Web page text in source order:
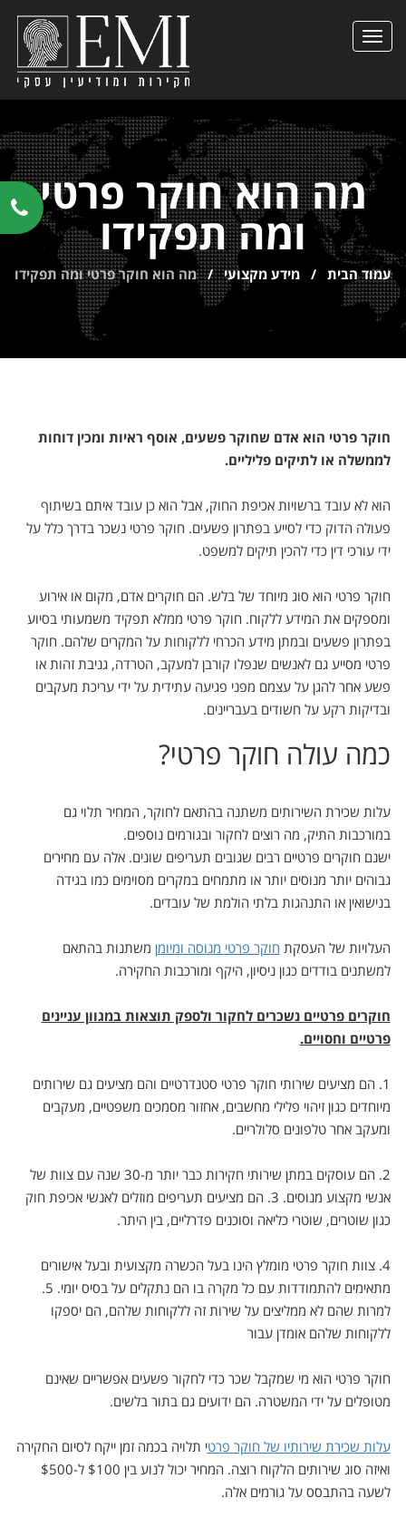
הצגת
מה הוא חוקר פרטי
ומה תפקידו
עמוד הבית / מידע מקצועי / מה הוא חוקר פרטי ומה תפקידו
חוקר פרטי הוא אדם שחוקר פשעים, אוסף ראיות ומכין דוחות
לממשלה או לתיקים פליליים.
הוא לא עובד ברשויות אכיפת החוק, אבל הוא כן עובד איתם בשיתוף
פעולה הדוק כדי לסייע בפתרון פשעים. חוקר פרטי נשכר בדרך כלל על
ידי עורכי דין כדי להכין תיקים למשפט.
חוקר פרטי הוא סוג מיוחד של בלש. הם חוקרים אדם, מקום או אירוע
ומספקים את המידע ללקוח. חוקר פרטי ממלא תפקיד משמעותי בסיוע
בפתרון פשעים ובמתן מידע הכרחי ללקוחות על המקרים שלהם. חוקר
פרטי מסייע גם לאנשים שנפלו קורבן למעקב, הטרדה, גניבת זהות או
פשע אחר להגן על עצמם מפני פגיעה עתידית על ידי עריכת מעקבים
ובדיקות רקע על חשודים בעבריינים.
כמה עולה חוקר פרטי?
עלות שכירת השירותים משתנה בהתאם לחוקר, המחיר תלוי גם
במורכבות התיק, מה רוצים לחקור ובגורמים נוספים.
ישנם חוקרים פרטיים רבים שגובים תעריפים שונים. אלה עם מחירים
גבוהים יותר מנוסים יותר או מתמחים במקרים מסוימים כמו בגידה
בנישואין או התנהגות בלתי הולמת של עובדים.
העלויות של העסקת חוקר פרטי מנוסה ומיומן משתנות בהתאם
למשתנים בודדים כגון ניסיון, היקף ומורכבות החקירה.
חוקרים פרטיים נשכרים לחקור ולספק תוצאות במגוון עניינים
פרטיים וחסויים.
1. הם מציעים שירותי חוקר פרטי סטנדרטיים והם מציעים גם שירותים
מיוחדים כגון זיהוי פלילי מחשבים, אחזור מסמכים משפטיים, מעקבים
ומעקב אחר טלפונים סלולריים.
2. הם עוסקים במתן שירותי חקירות כבר יותר מ-30 שנה עם צוות של
אנשי מקצוע מנוסים. 3. הם מציעים תעריפים מוזלים לאנשי אכיפת חוק
כגון שוטרים, שוטרי כליאה וסוכנים פדרליים, בין היתר.
4. צוות חוקר פרטי מומלץ הינו בעל הכשרה מקצועית ובעל אישורים
מתאימים להתמודדות עם כל מקרה בו הם נתקלים על בסיס יומי. 5.
למרות שהם לא ממליצים על שירות זה ללקוחות שלהם, הם יספקו
ללקוחות שלהם אומדן עבור
חוקר פרטי הוא מי שמקבל שכר כדי לחקור פשעים אפשריים שאינם
מטופלים על ידי המשטרה. הם ידועים גם בתור בלשים.
עלות שכירת שירותיו של חוקר פרטי תלויה בכמה זמן ייקח לסיום החקירה
ואיזה סוג שירותים הלקוח רוצה. המחיר יכול לנוע בין $100 ל-$500
לשעה בהתבסס על גורמים אלה.